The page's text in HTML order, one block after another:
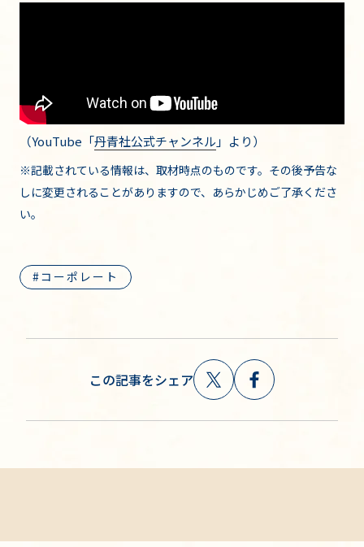
（YouTube「丹青社公式チャンネル 」より）
※記載されている情報は、取材時点のものです。その後予告な
しに変更されることがありますので、あらかじめご了承くださ
い。
コーポレート
この記事をシェア